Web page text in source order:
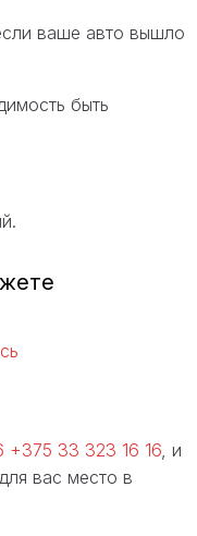
ваше авто вышло
быть
+375 33 323 16 16 , и
вас место в